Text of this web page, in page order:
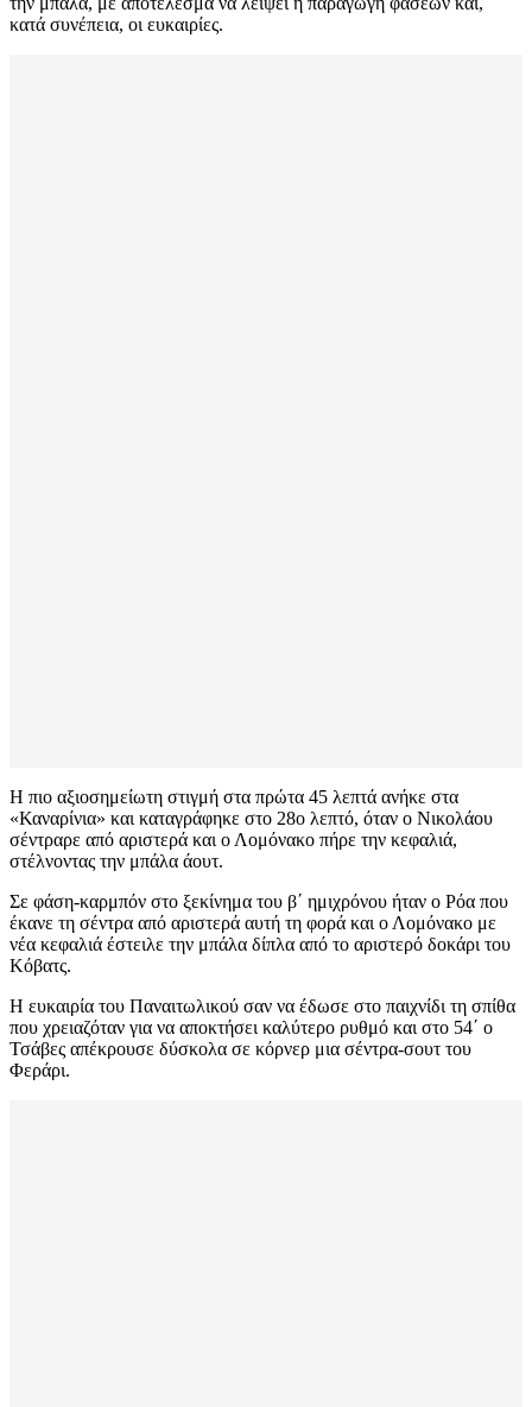
κατά συνέπεια, οι ευκαιρίες.
Η πιο αξιοσημείωτη στιγμή στα πρώτα 45 λεπτά ανήκε στα
«Καναρίνια» και καταγράφηκε στο 28ο λεπτό, όταν ο Νικολάου
σέντραρε από αριστερά και ο Λομόνακο πήρε την κεφαλιά,
στέλνοντας την μπάλα άουτ.
Σε φάση-καρμπόν στο ξεκίνημα του β΄ ημιχρόνου ήταν ο Ρόα που
έκανε τη σέντρα από αριστερά αυτή τη φορά και ο Λομόνακο με
νέα κεφαλιά έστειλε την μπάλα δίπλα από το αριστερό δοκάρι του
Κόβατς.
Η ευκαιρία του Παναιτωλικού σαν να έδωσε στο παιχνίδι τη σπίθα
που χρειαζόταν για να αποκτήσει καλύτερο ρυθμό και στο 54΄ ο
Τσάβες απέκρουσε δύσκολα σε κόρνερ μια σέντρα-σουτ του
Φεράρι.